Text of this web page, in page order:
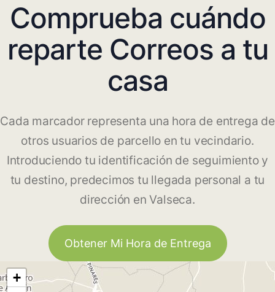
Comprueba cuándo
reparte Correos a tu
casa
Cada marcador representa una hora de entrega de
otros usuarios de parcello en tu vecindario.
Introduciendo tu identificación de seguimiento y
tu destino, predecimos tu llegada personal a tu
dirección en Valseca.
Obtener Mi Hora de Entrega
+